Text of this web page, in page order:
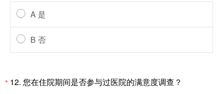
A 是
B 否
* 12. 您在住院期间是否参与过医院的满意度调查？